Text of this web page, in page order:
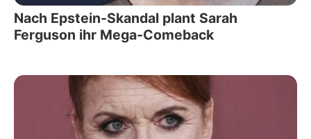
Nach Epstein-Skandal plant Sarah
Ferguson ihr Mega-Comeback